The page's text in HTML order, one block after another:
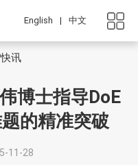
English | 中文
快讯
博士指导DoE
的精准突破
11-28